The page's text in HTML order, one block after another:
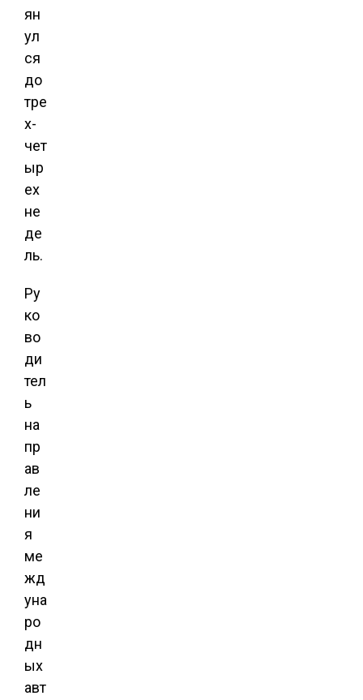
ян
ул
ся
до
тре
х-
чет
ыр
ех
не
де
ль.
Ру
ко
во
ди
тел
ь
на
пр
ав
ле
ни
я
ме
жд
уна
ро
дн
ых
авт